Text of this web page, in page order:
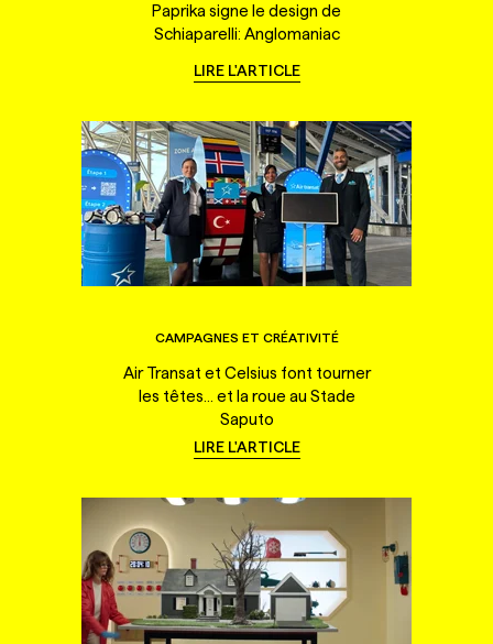
Paprika signe le design de
Schiaparelli: Anglomaniac
LIRE L'ARTICLE
CAMPAGNES ET CRÉATIVITÉ
Air Transat et Celsius font tourner
les têtes... et la roue au Stade
Saputo
LIRE L'ARTICLE